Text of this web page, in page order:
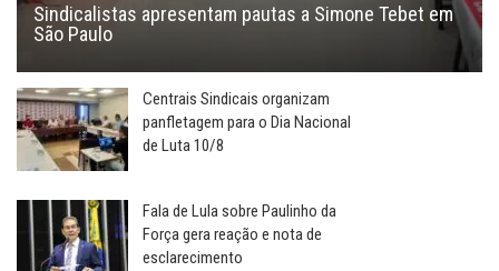
Sindicalistas apresentam pautas a Simone Tebet em
São Paulo
Centrais Sindicais organizam
panfletagem para o Dia Nacional
de Luta 10/8
Fala de Lula sobre Paulinho da
Força gera reação e nota de
esclarecimento